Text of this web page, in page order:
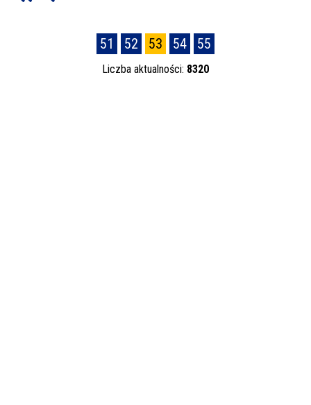
—
51 52 53 54 55
Liczba aktualności: 8320